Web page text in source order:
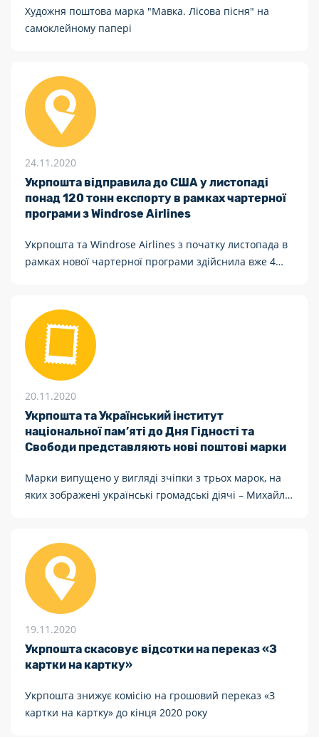
Художня поштова марка "Мавка. Лісова пісня" на
самоклейному папері
24.11.2020
Укрпошта відправила до США у листопаді
понад 120 тонн експорту в рамках чартерної
програми з Windrose Airlines
Укрпошта та Windrose Airlines з початку листопада в
рамках нової чартерної програми здійснила вже 4
20.11.2020
Укрпошта та Український інститут
національної пам’яті до Дня Гідності та
Свободи представляють нові поштові марки
Марки випущено у вигляді зчіпки з трьох марок, на
яких зображені українські громадські діячі – Михайло
19.11.2020
Укрпошта скасовує відсотки на переказ «З
картки на картку»
Укрпошта знижує комісію на грошовий переказ «З
картки на картку» до кінця 2020 року